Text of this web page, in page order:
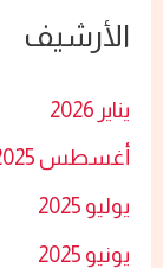
ث
ن
:
الأرشيف
يناير 2026
أغسطس 2025
يوليو 2025
يونيو 2025